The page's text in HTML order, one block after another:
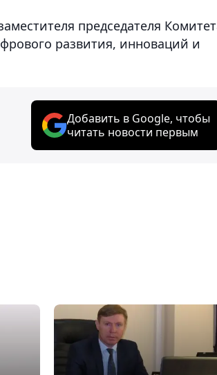
председателя
развития, инноваций и
Добавить в Google, чтобы
читать новости первым